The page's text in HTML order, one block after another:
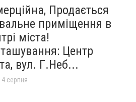
Продається
приміщення в
міста!
Центр
вул. Г.Неб...
4 серпня